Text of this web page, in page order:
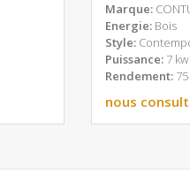
Marque:
Energie: Bois
Style:
Puissance: 7 kw
Rendement:
nous